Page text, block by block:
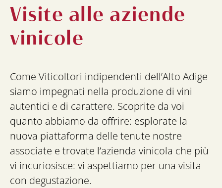
Visite alle aziende
vinicole
Come Viticoltori indipendenti dell’Alto Adige
siamo impegnati nella produzione di vini
autentici e di carattere. Scoprite da voi
quanto abbiamo da offrire: esplorate la
nuova piattaforma delle tenute nostre
associate e trovate l’azienda vinicola che più
vi incuriosisce: vi aspettiamo per una visita
con degustazione.